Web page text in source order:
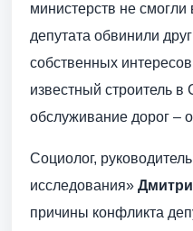
министерств не смогли
депутата обвинили
собственных
известный строитель
обслуживание дорог –
Социолог,
исследования»
причины конфликта